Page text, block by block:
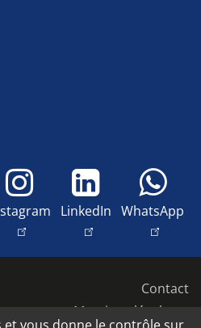
LinkedIn WhatsApp
Contact
Mentions légales